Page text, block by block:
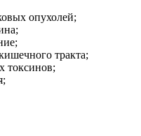
опухолей;
тракта;
токсинов;